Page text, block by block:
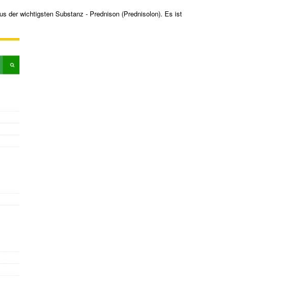
der wichtigsten Substanz - Prednison (Prednisolon). Es ist